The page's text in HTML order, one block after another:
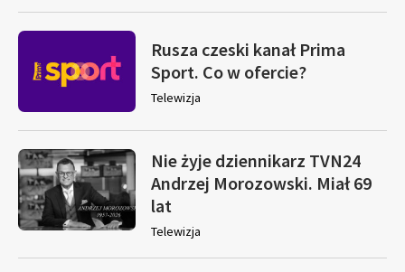
Rusza czeski kanał Prima
Sport. Co w ofercie?
Telewizja
Nie żyje dziennikarz TVN24
Andrzej Morozowski. Miał 69
lat
Telewizja